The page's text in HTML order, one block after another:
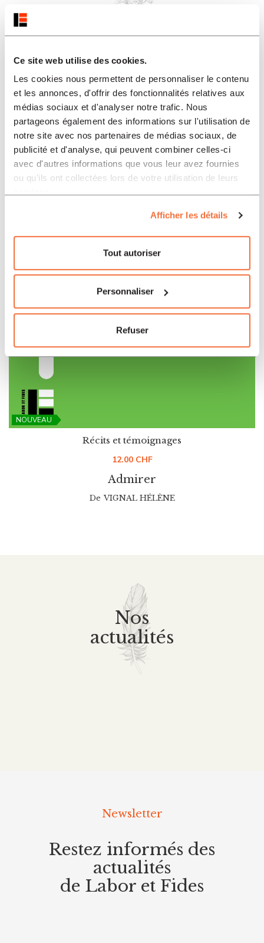
Ce site web utilise des cookies.
Les cookies nous permettent de personnaliser le contenu
et les annonces, d'offrir des fonctionnalités relatives aux
médias sociaux et d'analyser notre trafic. Nous
partageons également des informations sur l'utilisation de
notre site avec nos partenaires de médias sociaux, de
publicité et d'analyse, qui peuvent combiner celles-ci
avec d'autres informations que vous leur avez fournies
ou qu'ils ont collectées lors de votre utilisation de leurs
Afficher les détails
Tout autoriser
Personnaliser
Refuser
NOUVEAU
Admirer
Récits et témoignages
12.00 CHF
De VIGNAL HÉLÈNE
Nos
actualités
Newsletter
Restez informés des
actualités
de Labor et Fides